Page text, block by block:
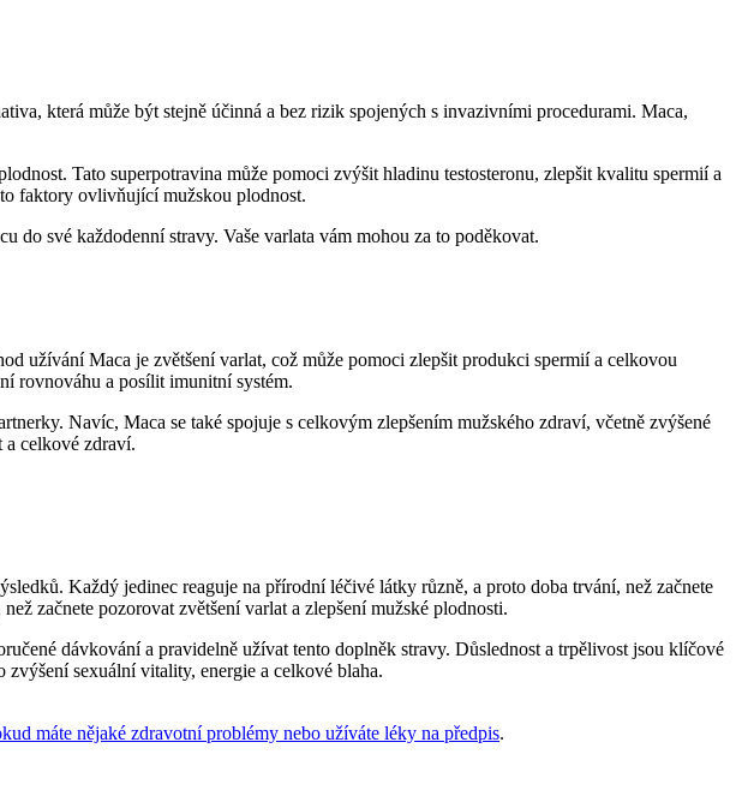
která může být stejně účinná a bez rizik spojených s invazivními procedurami. Maca,
Tato superpotravina může pomoci zvýšit hladinu testosteronu, zlepšit kvalitu spermií a
faktory ovlivňující mužskou plodnost.
do své každodenní stravy. Vaše varlata vám mohou za to poděkovat.
užívání Maca je zvětšení varlat, což může pomoci zlepšit produkci spermií a celkovou
rovnováhu a posílit imunitní systém.
Navíc, Maca se také spojuje s celkovým zlepšením mužského zdraví, včetně zvýšené
a celkové zdraví.
Každý jedinec reaguje na přírodní léčivé látky různě, a proto doba trvání, než začnete
začnete pozorovat zvětšení varlat a zlepšení mužské plodnosti.
dávkování a pravidelně užívat tento doplněk stravy. Důslednost a trpělivost jsou klíčové
sexuální vitality, energie a celkové blaha.
máte nějaké zdravotní problémy nebo užíváte léky na předpis.